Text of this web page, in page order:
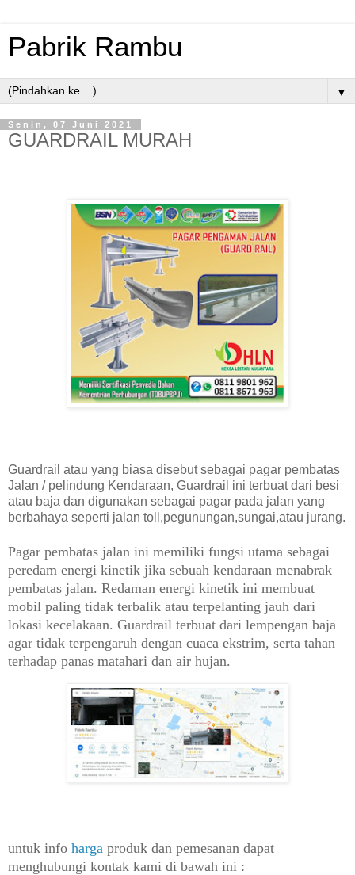
Pabrik Rambu
▼
Senin, 07 Juni 2021
GUARDRAIL MURAH
Guardrail atau yang biasa disebut sebagai pagar pembatas
Jalan / pelindung Kendaraan, Guardrail ini terbuat dari besi
atau baja dan digunakan sebagai pagar pada jalan yang
berbahaya seperti jalan toll,pegunungan,sungai,atau jurang.
Pagar pembatas jalan ini memiliki fungsi utama sebagai
peredam energi kinetik jika sebuah kendaraan menabrak
pembatas jalan. Redaman energi kinetik ini membuat
mobil paling tidak terbalik atau terpelanting jauh dari
lokasi kecelakaan. Guardrail terbuat dari lempengan baja
agar tidak terpengaruh dengan cuaca ekstrim, serta tahan
terhadap panas matahari dan air hujan.
untuk info harga produk dan pemesanan dapat
menghubungi kontak kami di bawah ini :